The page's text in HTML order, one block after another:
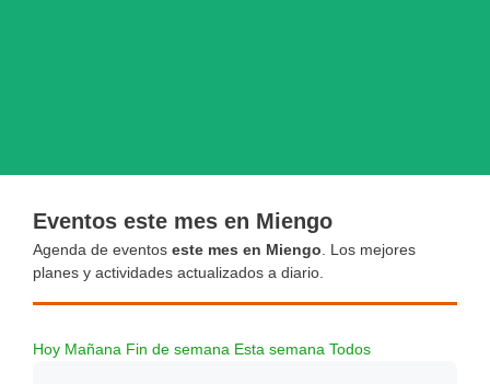
Eventos este mes en Miengo
Agenda de eventos este mes en Miengo . Los mejores
planes y actividades actualizados a diario.
Hoy Mañana Fin de semana Esta semana Todos